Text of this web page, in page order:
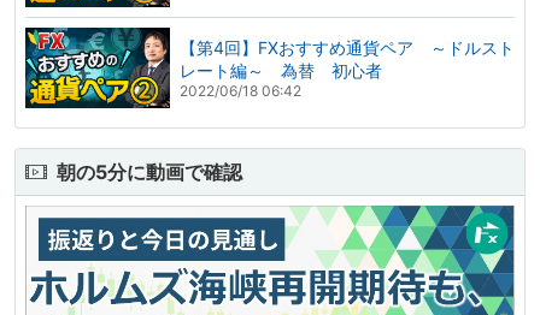
【第4回】FXおすすめ通貨ペア ～ドルスト
レート編～ 為替 初心者
2022/06/18 06:42
朝の5分に動画で確認